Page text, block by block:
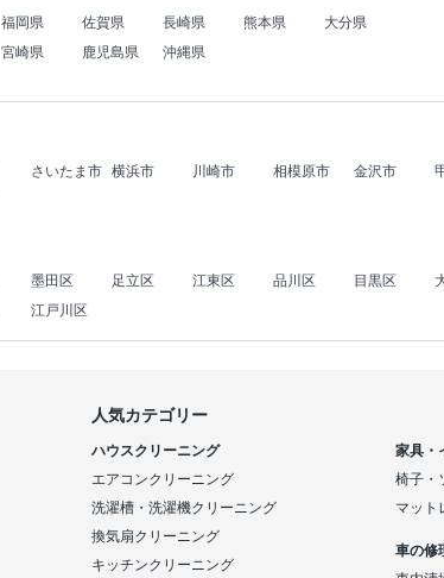
福岡県 佐賀県 長崎県 熊本県
大分県
宮崎県
鹿児島県 沖縄県
さいたま市 横浜市 川崎市 相模原市 金沢市
墨田区 足立区 江東区 品川区 目黒区
江戸川区
人気カテゴリー
ハウスクリーニング
エアコンクリーニング
洗濯槽・洗濯機クリーニング
換気扇クリーニング
キッチンクリーニング
家具・
椅子・
マット
車の修